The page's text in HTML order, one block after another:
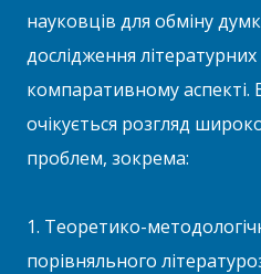
науковців для обміну
дослідження
компаративному аспекті. В
очікується розгляд
проблем, зокрема:
1. Теоретико-
порівняльного